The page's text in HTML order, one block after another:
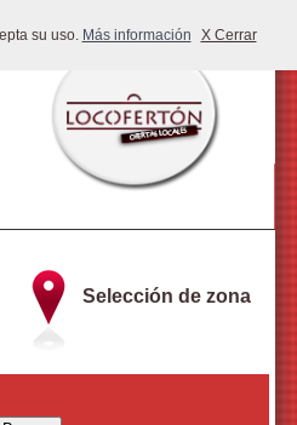
su uso. Más información X Cerrar
Selección de zona